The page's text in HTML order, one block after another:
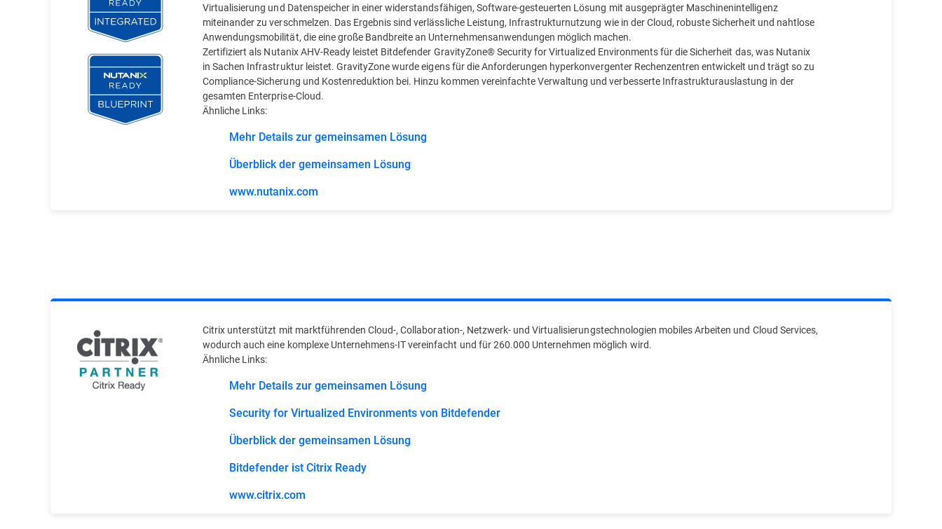
Virtualisierung und Datenspeicher in einer widerstandsfähigen, Software-gesteuerten Lösung mit ausgeprägter Maschinenintelligenz
miteinander zu verschmelzen. Das Ergebnis sind verlässliche Leistung, Infrastrukturnutzung wie in der Cloud, robuste Sicherheit und nahtlose
Anwendungsmobilität, die eine große Bandbreite an Unternehmensanwendungen möglich machen.
Zertifiziert als Nutanix AHV-Ready leistet Bitdefender GravityZone® Security for Virtualized Environments für die Sicherheit das, was Nutanix
in Sachen Infrastruktur leistet. GravityZone wurde eigens für die Anforderungen hyperkonvergenter Rechenzentren entwickelt und trägt so zu
Compliance-Sicherung und Kostenreduktion bei. Hinzu kommen vereinfachte Verwaltung und verbesserte Infrastrukturauslastung in der
gesamten Enterprise-Cloud.
Ähnliche Links:
Mehr Details zur gemeinsamen Lösung
Überblick der gemeinsamen Lösung
www.nutanix.com
Citrix unterstützt mit marktführenden Cloud-, Collaboration-, Netzwerk- und Virtualisierungstechnologien mobiles Arbeiten und Cloud Services,
wodurch auch eine komplexe Unternehmens-IT vereinfacht und für 260.000 Unternehmen möglich wird.
Ähnliche Links:
Mehr Details zur gemeinsamen Lösung
Security for Virtualized Environments von Bitdefender
Überblick der gemeinsamen Lösung
Bitdefender ist Citrix Ready
www.citrix.com